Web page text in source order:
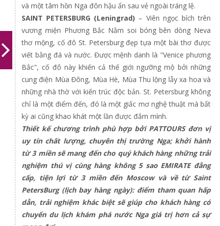
và một tâm hồn Nga đôn hậu ẩn sau vẻ ngoài tráng lệ.
SAINT PETERSBURG (Leningrad) – Viên ngọc bích trên
vương miện Phương Bắc Nằm soi bóng bên dòng Neva
thơ mộng, cố đô St. Petersburg đẹp tựa một bài thơ được
viết bằng đá và nước. Được mệnh danh là "Venice phương
Bắc", cố đô này khiến cả thế giới ngưỡng mộ bởi những
cung điện Mùa Đông, Mùa Hè, Mùa Thu lộng lẫy xa hoa và
những nhà thờ với kiến trúc độc bản. St. Petersburg không
chỉ là một điểm đến, đó là một giấc mơ nghệ thuật mà bất
kỳ ai cũng khao khát một lần được đắm mình.
Thiết kế chương trình phù hợp bởi PATTOURS đơn vị
uy tín chất lượng, chuyên thị trường Nga; khởi hành
từ 3 miền sẽ mang đến cho quý khách hàng những trải
nghiệm thú vị cùng hàng không 5 sao EMIRATE đẳng
cấp, tiện lợi từ 3 miền đến Moscow và về từ Saint
PetersBurg (lịch bay hàng ngày): điểm tham quan hấp
dẫn, trải nghiệm khác biệt sẽ giúp cho khách hàng có
chuyến du lịch khám phá nước Nga giá trị hơn cả sự